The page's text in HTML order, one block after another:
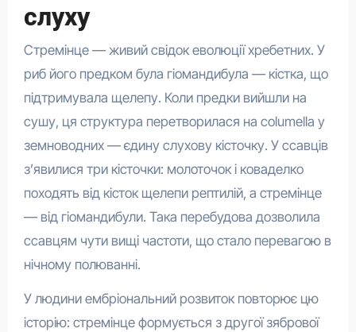
слуху
Стремінце — живий свідок еволюції хребетних. У
риб його предком була гіомандибула — кістка, що
підтримувала щелепу. Коли предки вийшли на
сушу, ця структура перетворилася на columella у
земноводних — єдину слухову кісточку. У ссавців
з’явилися три кісточки: молоточок і коваделко
походять від кісток щелепи рептилій, а стремінце
— від гіомандибули. Така перебудова дозволила
ссавцям чути вищі частоти, що стало перевагою в
нічному полюванні.
У людини ембріональний розвиток повторює цю
історію: стремінце формується з другої зябрової